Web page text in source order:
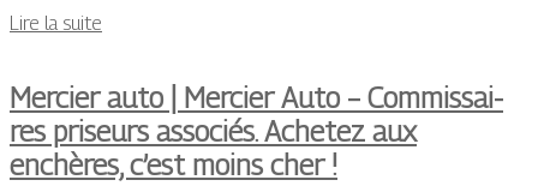
Lire la suite
Mercier auto | Mercier Auto – Com­mis­sai­
res priseurs associés. Achetez aux
enchères, c’est moins cher !